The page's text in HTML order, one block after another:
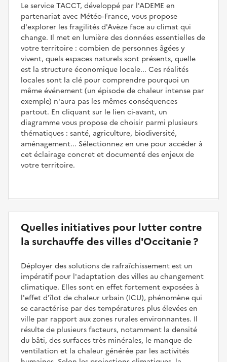
Le service TACCT, développé par l'ADEME en
partenariat avec Météo‑France, vous propose
d'explorer les fragilités d'Avèze face au climat qui
change. Il met en lumière des données essentielles de
votre territoire : combien de personnes âgées y
vivent, quels espaces naturels sont présents, quelle
est la structure économique locale... Ces réalités
locales sont la clé pour comprendre pourquoi un
même événement (un épisode de chaleur intense par
exemple) n'aura pas les mêmes conséquences
partout. En cliquant sur le lien ci-avant, un
diagramme vous propose de choisir parmi plusieurs
thématiques : santé, agriculture, biodiversité,
aménagement... Sélectionnez en une pour accéder à
cet éclairage concret et documenté des enjeux de
votre territoire.
Quelles initiatives pour lutter contre
la surchauffe des villes d'Occitanie ?
Déployer des solutions de rafraîchissement est un
impératif pour l'adaptation des villes au changement
climatique. Elles sont en effet fortement exposées à
l'effet d'îlot de chaleur urbain (ICU), phénomène qui
se caractérise par des températures plus élevées en
ville par rapport aux zones rurales environnantes. Il
résulte de plusieurs facteurs, notamment la densité
du bâti, des surfaces très minérales, le manque de
ventilation et la chaleur générée par les activités